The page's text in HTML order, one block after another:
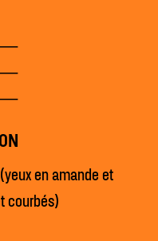
en amande et
courbés)